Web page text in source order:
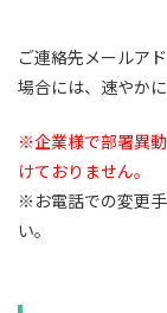
ご連絡先メールア
場合には、速やか
※企業様で部署異
けておりません。
※お電話での変更
い。